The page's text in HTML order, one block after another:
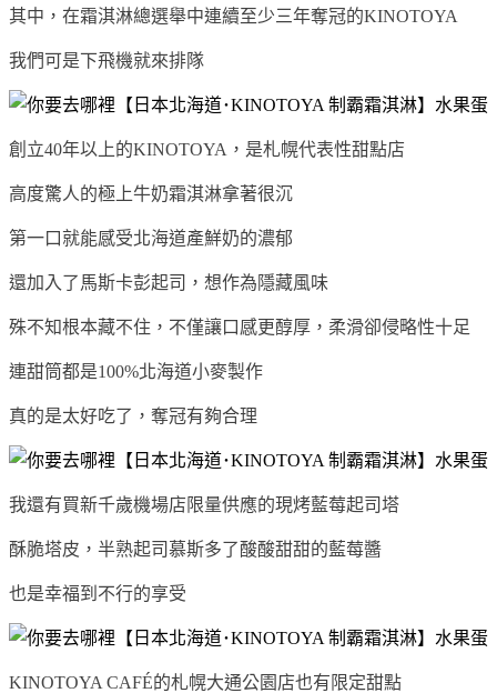
其中，在霜淇淋總選舉中連續至少三年奪冠的KINOTOYA
我們可是下飛機就來排隊
創立40年以上的KINOTOYA，是札幌代表性甜點店
高度驚人的極上牛奶霜淇淋拿著很沉
第一口就能感受北海道產鮮奶的濃郁
還加入了馬斯卡彭起司，想作為隱藏風味
殊不知根本藏不住，不僅讓口感更醇厚，柔滑卻侵略性十足
連甜筒都是100%北海道小麥製作
真的是太好吃了，奪冠有夠合理
我還有買新千歲機場店限量供應的現烤藍莓起司塔
酥脆塔皮，半熟起司慕斯多了酸酸甜甜的藍莓醬
也是幸福到不行的享受
KINOTOYA CAFÉ的札幌大通公園店也有限定甜點